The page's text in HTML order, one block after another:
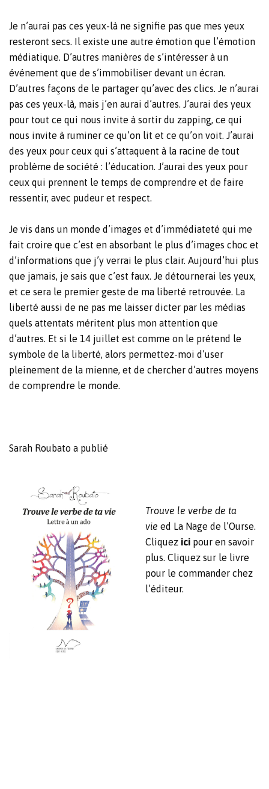
Je n’aurai pas ces yeux-là ne signifie pas que mes yeux
resteront secs. Il existe une autre émotion que l’émotion
médiatique. D’autres manières de s’intéresser à un
événement que de s’immobiliser devant un écran.
D’autres façons de le partager qu’avec des clics. Je n’aurai
pas ces yeux-là, mais j’en aurai d’autres. J’aurai des yeux
pour tout ce qui nous invite à sortir du zapping, ce qui
nous invite à ruminer ce qu’on lit et ce qu’on voit. J’aurai
des yeux pour ceux qui s’attaquent à la racine de tout
problème de société : l’éducation. J’aurai des yeux pour
ceux qui prennent le temps de comprendre et de faire
ressentir, avec pudeur et respect.
Je vis dans un monde d’images et d’immédiateté qui me
fait croire que c’est en absorbant le plus d’images choc et
d’informations que j’y verrai le plus clair. Aujourd’hui plus
que jamais, je sais que c’est faux. Je détournerai les yeux,
et ce sera le premier geste de ma liberté retrouvée. La
liberté aussi de ne pas me laisser dicter par les médias
quels attentats méritent plus mon attention que
d’autres. Et si le 14 juillet est comme on le prétend le
symbole de la liberté, alors permettez-moi d’user
pleinement de la mienne, et de chercher d’autres moyens
de comprendre le monde.
Sarah Roubato a publié
Trouve le verbe de ta
vie ed La Nage de l’Ourse.
Cliquez ici pour en savoir
plus. Cliquez sur le livre
pour le commander chez
l’éditeur.